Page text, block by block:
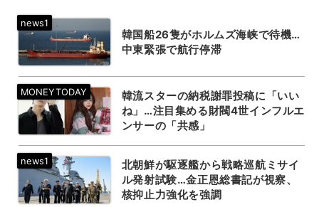
韓国船26隻がホルムズ海峡で待機…
中東緊張で航行停滞
韓流スターの納税謝罪投稿に「いい
ね」…注目集める財閥4世インフルエ
ンサーの「共感」
北朝鮮が駆逐艦から戦略巡航ミサイ
ル発射試験…金正恩総書記が視察、
核抑止力強化を強調